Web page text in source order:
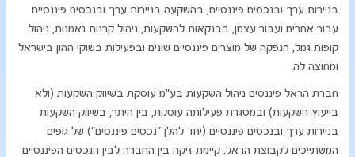
בניירות ערך ובנכסים פיננסיים, בהשקעה בניירות ערך ובנכסים פיננסיים
עבור אחרים ועבור עצמן, בבנקאות להשקעות, ניהול קרנות נאמנות, ניהול
קופות גמל, הנפקה של מוצרים פיננסיים שונים ובפעילות בשוקי ההון בישראל
ומחוצה לה.
חברת הראל פיננסים ניהול השקעות בע"מ עוסקת בשיווק השקעות (ולא
בייעוץ השקעות) ובמסגרת פעילותה עוסקת, בין היתר, בשיווק השקעות
בניירות ערך ובנכסים פיננסיים (יחד להלן "נכסים פיננסים") של גופים
המשתייכים לקבוצת הראל. קיימת זיקה בין החברה לבין הנכסים הפיננסיים